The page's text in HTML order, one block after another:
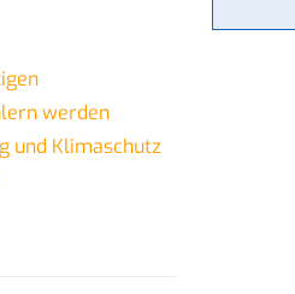
werden
und Klimaschutz